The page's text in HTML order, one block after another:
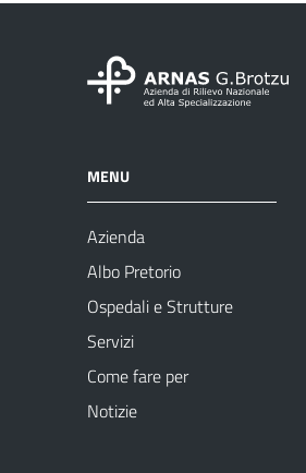
MENU
Azienda
Albo Pretorio
Ospedali e Strutture
Servizi
Come fare per
Notizie